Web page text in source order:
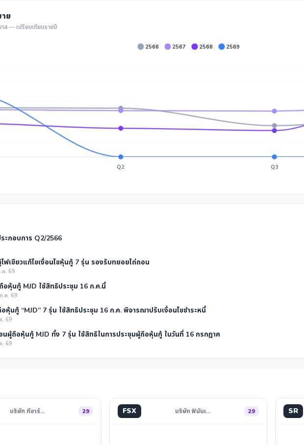
ย
ส — เปรียบเทียบรายปี
2566 2567 2568 2569
Q2 Q3
ะกอบการ Q2/2566
ฟเขียวแก้ไขเงื่อนไขหุ้นกู้ 7 รุ่น รองรับทยอยไถ่ถอน
ค. 69
อหุ้นกู้ MJD ใช้สิทธิประชุม 16 ก.ค.นี้
.ค. 69
หุ้นกู้ “MJD” 7 รุ่น ใช้สิทธิประชุม 16 ก.ค. พิจารณาปรับเงื่อนไขชำระหนี้
. 69
นผู้ถือหุ้นกู้ MJD ทั้ง 7 รุ่น ใช้สิทธิในการประชุมผู้ถือหุ้นกู้ ในวันที่ 16 กรกฎาค
. 69
บริษัท ทีอาร์… 29 FSX บริษัท ฟินันเ… 29 SR